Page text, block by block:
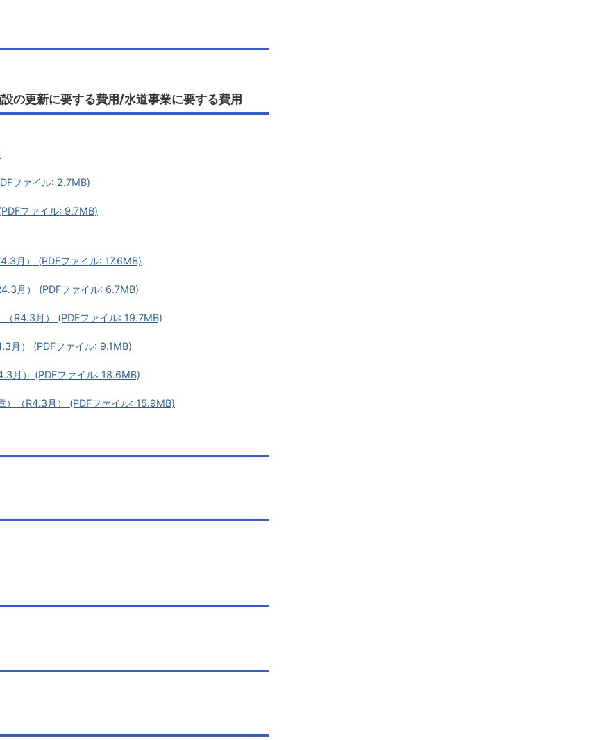
の更新に要する費用/水道事業に要する費用
ファイル: 2.7MB)
ファイル: 9.7MB)
月） (PDFファイル: 17.6MB)
月） (PDFファイル: 6.7MB)
R4.3月） (PDFファイル: 19.7MB)
月） (PDFファイル: 9.1MB)
月） (PDFファイル: 18.6MB)
（R4.3月） (PDFファイル: 15.9MB)